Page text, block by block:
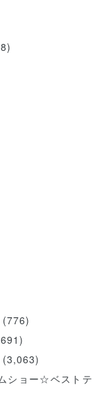
(776)
(3,063)
ショー☆ベストテ